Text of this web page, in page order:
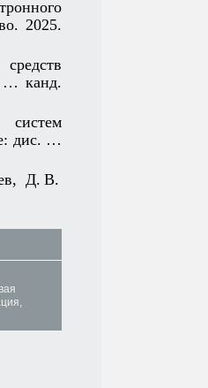
2025.
… канд.
дис. …
Д. В.
,